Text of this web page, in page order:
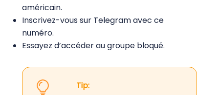
américain.
Inscrivez-vous sur Telegram avec ce
numéro.
Essayez d’accéder au groupe bloqué.
Tip: